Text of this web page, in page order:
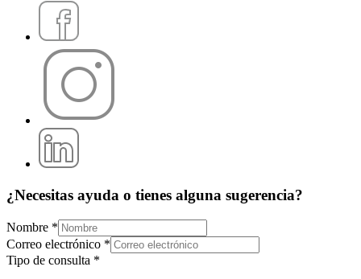
¿Necesitas ayuda o tienes alguna sugerencia?
Nombre *
Correo electrónico *
Tipo de consulta *